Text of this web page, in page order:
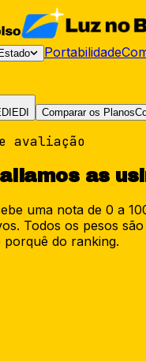
Portabilidade
EDI Comparar os Planos
avaliação
as
uma nota de 0 a
Todos os pesos
porquê do ranking.